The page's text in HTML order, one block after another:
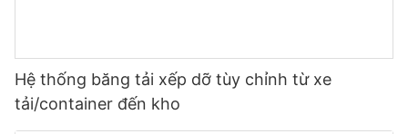
Hệ thống băng tải xếp dỡ tùy chỉnh từ xe
tải/container đến kho